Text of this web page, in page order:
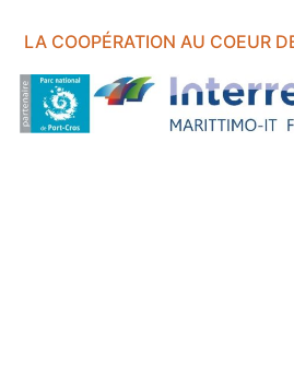
LA COOPÉRATION AU COEUR